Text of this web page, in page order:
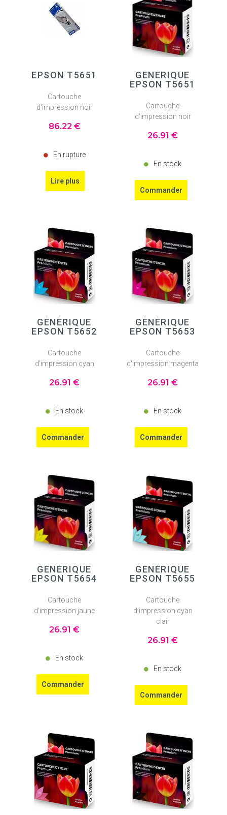
EPSON T5651
Cartouche
d'impression noir
86.22 €
En rupture
GÉNÉRIQUE
EPSON T5651
Cartouche
d'impression noir
26.91 €
En stock
GÉNÉRIQUE
EPSON T5652
Cartouche
d'impression cyan
26.91 €
En stock
GÉNÉRIQUE
EPSON T5653
Cartouche
d'impression magenta
26.91 €
En stock
GÉNÉRIQUE
EPSON T5654
Cartouche
d'impression jaune
26.91 €
En stock
GÉNÉRIQUE
EPSON T5655
Cartouche
d'impression cyan
clair
26.91 €
En stock